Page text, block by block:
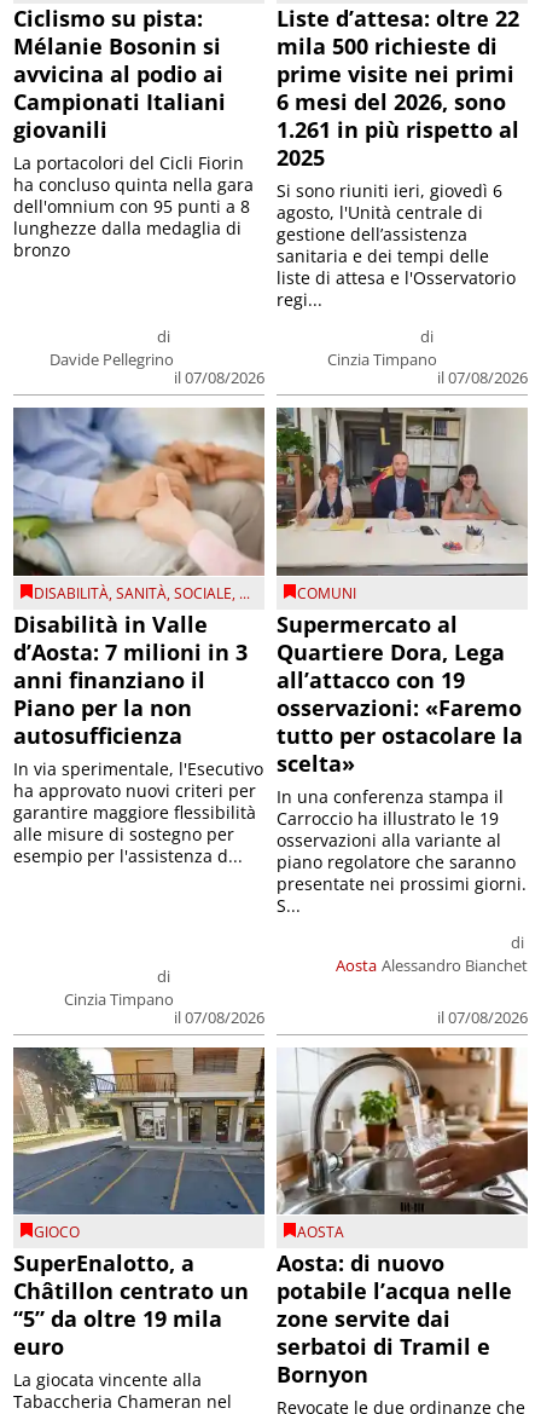
Ciclismo su pista:
Mélanie Bosonin si
avvicina al podio ai
Campionati Italiani
giovanili
di
Davide Pellegrino
il 07/08/2026
La portacolori del Cicli Fiorin
ha concluso quinta nella gara
dell'omnium con 95 punti a 8
lunghezze dalla medaglia di
bronzo
Liste d’attesa: oltre 22
mila 500 richieste di
prime visite nei primi
6 mesi del 2026, sono
1.261 in più rispetto al
2025
di
Cinzia Timpano
il 07/08/2026
Si sono riuniti ieri, giovedì 6
agosto, l'Unità centrale di
gestione dell’assistenza
sanitaria e dei tempi delle
liste di attesa e l'Osservatorio
regi...
DISABILITÀ,SANITÀ,SOCIALE, ...
Disabilità in Valle
d’Aosta: 7 milioni in 3
anni finanziano il
Piano per la non
autosufficienza
di
Cinzia Timpano
il 07/08/2026
In via sperimentale, l'Esecutivo
ha approvato nuovi criteri per
garantire maggiore flessibilità
alle misure di sostegno per
esempio per l'assistenza d...
COMUNI
Supermercato al
Quartiere Dora, Lega
all’attacco con 19
osservazioni: «Faremo
tutto per ostacolare la
scelta»
Aosta
di
Alessandro Bianchet
il 07/08/2026
In una conferenza stampa il
Carroccio ha illustrato le 19
osservazioni alla variante al
piano regolatore che saranno
presentate nei prossimi giorni.
S...
GIOCO
SuperEnalotto, a
Châtillon centrato un
“5” da oltre 19 mila
euro
La giocata vincente alla
Tabaccheria Chameran nel
AOSTA
Aosta: di nuovo
potabile l’acqua nelle
zone servite dai
serbatoi di Tramil e
Bornyon
Revocate le due ordinanze che